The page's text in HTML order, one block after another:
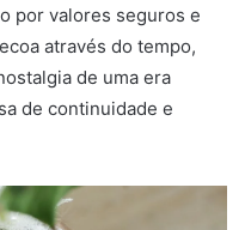
por valores seguros e
através do tempo,
de uma era
de continuidade e